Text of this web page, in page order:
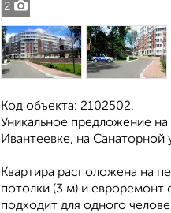
2
Код объекта: 2102502.
Уникальное предложение
Ивантеевке, на Санаторной
Квартира расположена на
потолки (3 м) и евроремонт
подходит для одного